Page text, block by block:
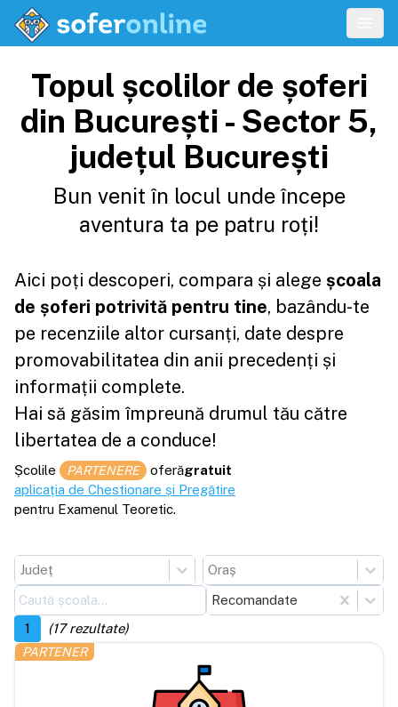
Topul școlilor de șoferi
din București - Sector 5,
județul București
Bun venit în locul unde începe
aventura ta pe patru roți!
Aici poți descoperi, compara și alege școala
de șoferi potrivită pentru tine, bazându-te
pe recenziile altor cursanți, date despre
promovabilitatea din anii precedenți și
informații complete.
Hai să găsim împreună drumul tău către
libertatea de a conduce!
Școlile PARTENERE oferăgratuit
aplicația de Chestionare și Pregătire
pentru Examenul Teoretic.
Județ
Oraș
Recomandate
1
(17rezultate)
PARTENER